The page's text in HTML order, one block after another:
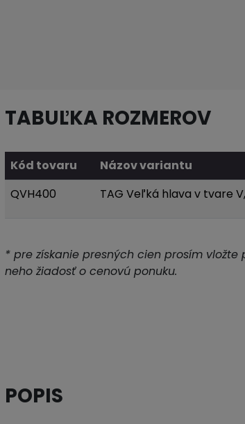
TABUĽKA ROZMEROV
Kód tovaru Názov variantu
QVH400
TAG Veľká hlava v tvare
* pre získanie presných cien prosím
neho žiadosť o cenovú ponuku.
POPIS